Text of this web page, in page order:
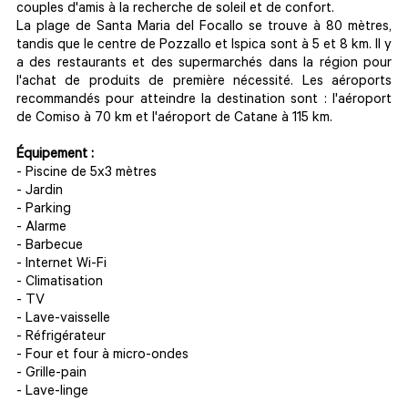
couples d'amis à la recherche de soleil et de confort.
La plage de Santa Maria del Focallo se trouve à 80 mètres,
tandis que le centre de Pozzallo et Ispica sont à 5 et 8 km. Il y
a des restaurants et des supermarchés dans la région pour
l'achat de produits de première nécessité. Les aéroports
recommandés pour atteindre la destination sont : l'aéroport
de Comiso à 70 km et l'aéroport de Catane à 115 km.
Équipement :
- Piscine de 5x3 mètres
- Jardin
- Parking
- Alarme
- Barbecue
- Internet Wi-Fi
- Climatisation
- TV
- Lave-vaisselle
- Réfrigérateur
- Four et four à micro-ondes
- Grille-pain
- Lave-linge